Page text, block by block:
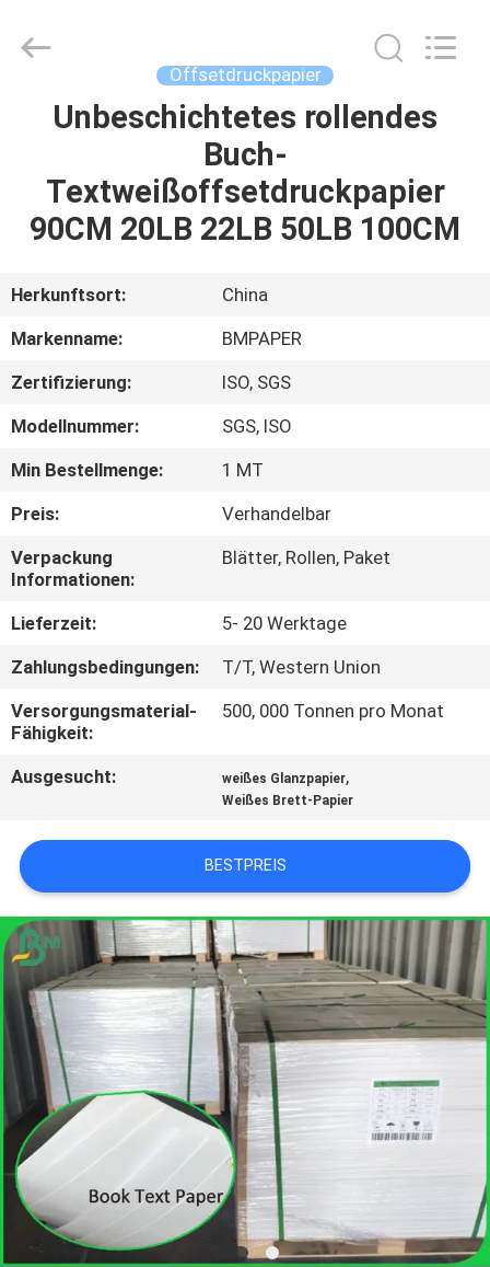
PRODUKTE
ÜBER
UNS
WERKSBESICHTIGUNG
QUALITÄTSKONTROLLE
KONTAKT
MIT
UNS
NEUIGKEITEN
RECHTSSACHEN
DATENSCHUTZRICHTLINIE
CO.,LTD.
Offsetdruckpapier
Unbeschichtetes rollendes
Buch-
Textweißoffsetdruckpapier
90CM 20LB 22LB 50LB 100CM
Herkunftsort:
China
Markenname:
BMPAPER
Zertifizierung:
ISO, SGS
Modellnummer:
SGS, ISO
Min Bestellmenge:
1 MT
Preis:
Verhandelbar
Verpackung
Informationen:
Blätter, Rollen, Paket
Lieferzeit:
5- 20 Werktage
Zahlungsbedingungen:
T/T, Western Union
Versorgungsmaterial-
Fähigkeit:
500, 000 Tonnen pro Monat
Ausgesucht: weißes Glanzpapier,
Weißes Brett-Papier
BESTPREIS